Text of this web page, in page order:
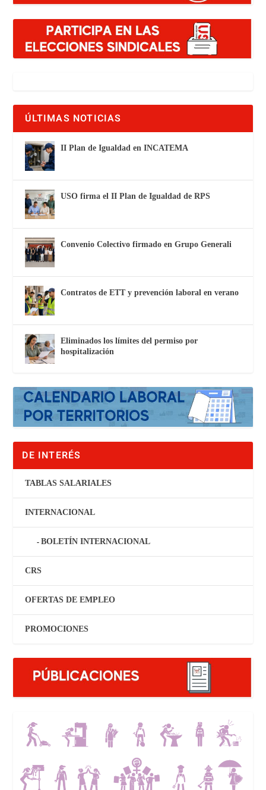
ÚLTIMAS NOTICIAS
II Plan de Igualdad en INCATEMA
USO firma el II Plan de Igualdad de RPS
Convenio Colectivo firmado en Grupo Generali
Contratos de ETT y prevención laboral en verano
Eliminados los límites del permiso por
hospitalización
DE INTERÉS
TABLAS SALARIALES
INTERNACIONAL
BOLETÍN INTERNACIONAL
CRS
OFERTAS DE EMPLEO
PROMOCIONES